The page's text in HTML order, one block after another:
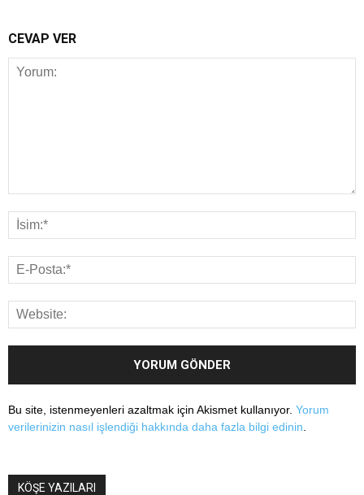
CEVAP VER
Bu site, istenmeyenleri azaltmak için Akismet kullanıyor. Yorum
verilerinizin nasıl işlendiği hakkında daha fazla bilgi edinin
KÖŞE YAZILARI